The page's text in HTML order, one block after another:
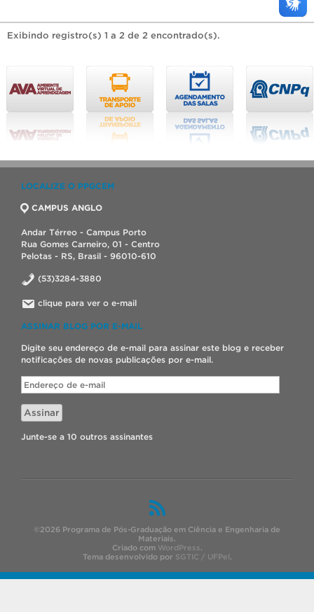
Exibindo registro(s) 1 a 2 de 2 encontrado(s).
LOCALIZE O PPGCEM
CAMPUS ANGLO
Andar Térreo - Campus Porto
Rua Gomes Carneiro, 01 - Centro
Pelotas - RS, Brasil - 96010-610
(53)3284-3880
clique para ver o e-mail
ASSINAR BLOG POR E-MAIL
Digite seu endereço de e-mail para assinar este blog e receber
notificações de novas publicações por e-mail.
Endereço
de
e-
mail
Assinar
Junte-se a 10 outros assinantes
©2026 Programa de Pós-Graduação em Ciência e Engenharia de
Materiais.
Criado com WordPress.
Tema desenvolvido por SGTIC / UFPel.